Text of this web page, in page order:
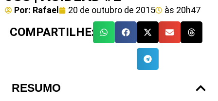
Por: Rafael 20 de outubro de 2015 às 20h47
COMPARTILHE:
RESUMO